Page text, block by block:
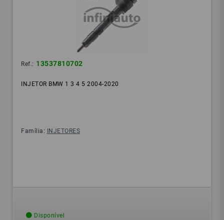
Ref.: 13537810702
INJETOR BMW 1 3 4 5 2004-2020
Família: INJETORES
Disponível